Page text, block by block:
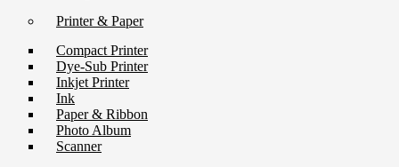
Printer & Paper
Compact Printer
Dye-Sub Printer
Inkjet Printer
Ink
Paper & Ribbon
Photo Album
Scanner